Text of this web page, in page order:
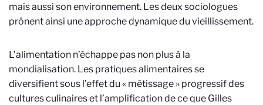
mais aussi son environnement. Les deux sociologues
prônent ainsi une approche dynamique du vieillissement.
L’alimentation n’échappe pas non plus à la
mondialisation. Les pratiques alimentaires se
diversifient sous l’effet du « métissage » progressif des
cultures culinaires et l’amplification de ce que Gilles